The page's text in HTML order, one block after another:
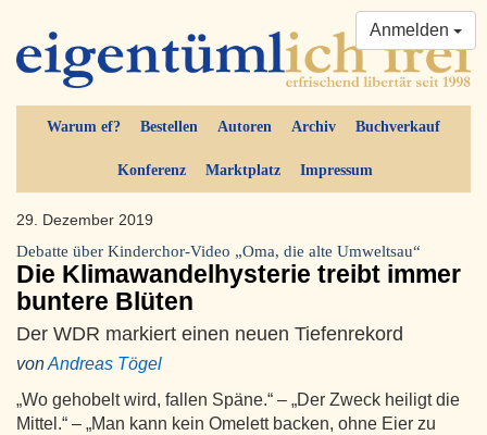
Warum ef? Bestellen Autoren Archiv Buchverkauf
Konferenz Marktplatz Impressum
Anmelden
29. Dezember 2019
Debatte über Kinderchor-Video „Oma, die alte Umweltsau“
Die Klimawandelhysterie treibt immer
buntere Blüten
Der WDR markiert einen neuen Tiefenrekord
vonAndreas Tögel
„Wo gehobelt wird, fallen Späne.“ – „Der Zweck heiligt die
Mittel.“ – „Man kann kein Omelett backen, ohne Eier zu